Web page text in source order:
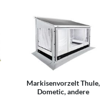
Markisenvorzelt Thule,
Dometic, andere